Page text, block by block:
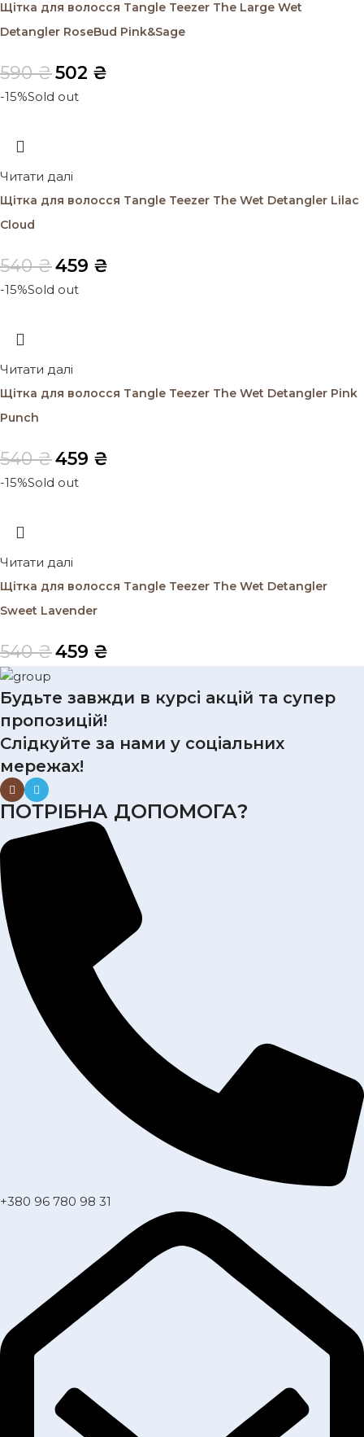
Щітка для волосся Tangle Teezer The Large Wet
Detangler RoseBud Pink&Sage
590₴502 ₴
-15%Sold out
Читати далі
Щітка для волосся Tangle Teezer The Wet Detangler Lilac
Cloud
540₴459 ₴
-15%Sold out
Читати далі
Щітка для волосся Tangle Teezer The Wet Detangler Pink
Punch
540₴459 ₴
-15%Sold out
Читати далі
Щітка для волосся Tangle Teezer The Wet Detangler
Sweet Lavender
540₴459 ₴
Будьте завжди в курсі акцій та супер
пропозицій!
Слідкуйте за нами у соціальних
мережах!
ПОТРІБНА ДОПОМОГА?
+380 96 780 98 31